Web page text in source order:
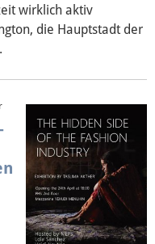
wirklich aktiv
die Hauptstadt der